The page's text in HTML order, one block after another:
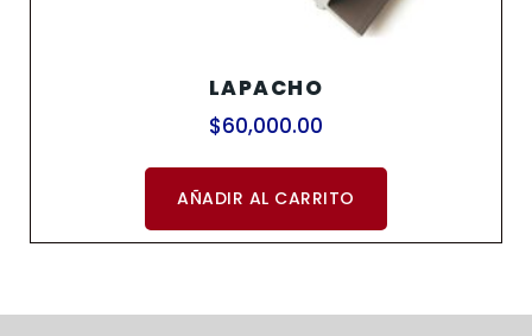
LAPACHO
$60,000.00
AÑADIR AL CARRITO